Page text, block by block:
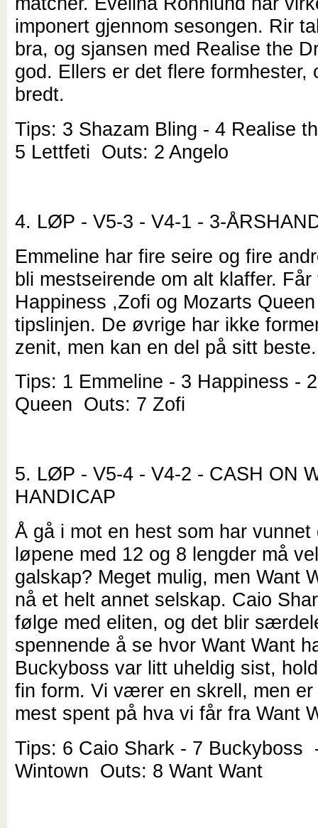
imponert gjennom sesongen. Rir
bra, og sjansen med Realise the
god. Ellers er det flere formhester,
bredt.
Tips: 3 Shazam Bling - 4 Realise
5 Lettfeti Outs: 2 Angelo
4. LØP - V5-3 - V4-1 - 3-
Emmeline har fire seire og fire
bli mestseirende om alt klaffer. Får
Happiness ,Zofi og Mozarts
tipslinjen. De øvrige har ikke
zenit, men kan en del på sitt beste.
Tips: 1 Emmeline - 3 Happiness -
Queen Outs: 7 Zofi
5. LØP - V5-4 - V4-2 - CASH ON
HANDICAP
Å gå i mot en hest som har
løpene med 12 og 8 lengder må
galskap? Meget mulig, men Want
nå et helt annet selskap. Caio
følge med eliten, og det blir
spennende å se hvor Want Want
Buckyboss var litt uheldig sist,
fin form. Vi værer en skrell, men
mest spent på hva vi får fra Want
Tips: 6 Caio Shark - 7 Buckyboss
Wintown Outs: 8 Want Want